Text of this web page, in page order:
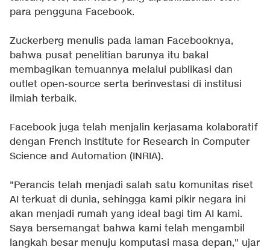
para pengguna Facebook.
Zuckerberg menulis pada laman Facebooknya,
bahwa pusat penelitian barunya itu bakal
membagikan temuannya melalui publikasi dan
outlet open-source serta berinvestasi di institusi
ilmiah terbaik.
Facebook juga telah menjalin kerjasama kolaboratif
dengan French Institute for Research in Computer
Science and Automation (INRIA).
"Perancis telah menjadi salah satu komunitas riset
AI terkuat di dunia, sehingga kami pikir negara ini
akan menjadi rumah yang ideal bagi tim AI kami.
Saya bersemangat bahwa kami telah mengambil
langkah besar menuju komputasi masa depan," ujar